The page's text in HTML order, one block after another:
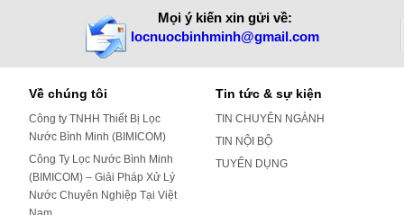
Mọi ý kiến xin gửi về:
locnuocbinhminh@gmail.com
Về chúng tôi
Công ty TNHH Thiết Bị Lọc
Nước Bình Minh (BIMICOM)
Công Ty Lọc Nước Bình Minh
(BIMICOM) – Giải Pháp Xử Lý
Nước Chuyên Nghiệp Tại Việt
Tin tức & sự kiện
TIN CHUYÊN NGÀNH
TIN NỘI BỘ
TUYỂN DỤNG